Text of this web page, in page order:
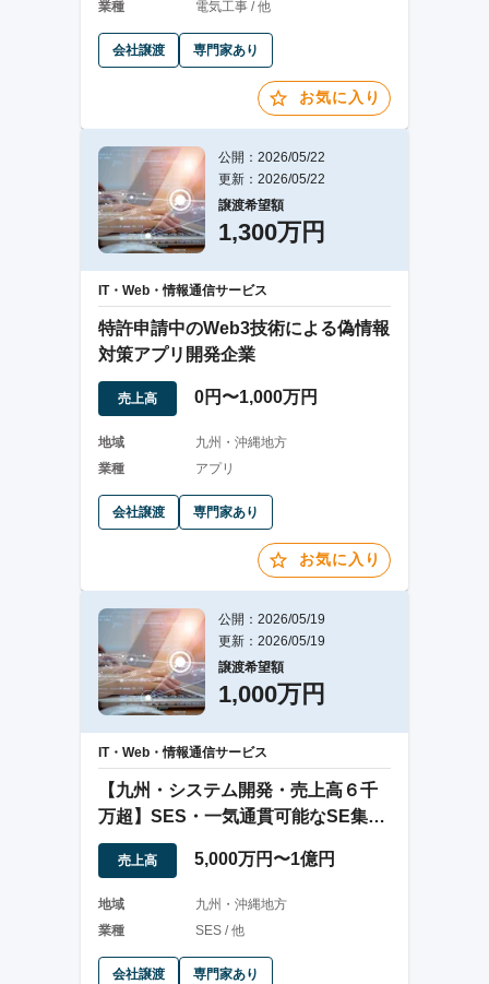
業種
電気工事 / 他
会社譲渡 専門家あり
お気に入り
公開：2026/05/22
更新：2026/05/22
譲渡希望額
1,300万円
IT・Web・情報通信サービス
特許申請中のWeb3技術による偽情報
対策アプリ開発企業
売上高 0円〜1,000万円
地域
九州・沖縄地方
業種
アプリ
会社譲渡 専門家あり
お気に入り
公開：2026/05/19
更新：2026/05/19
譲渡希望額
1,000万円
IT・Web・情報通信サービス
【九州・システム開発・売上高６千
万超】SES・一気通貫可能なSE集
団・安価譲渡
売上高 5,000万円〜1億円
地域
九州・沖縄地方
業種
SES / 他
会社譲渡 専門家あり